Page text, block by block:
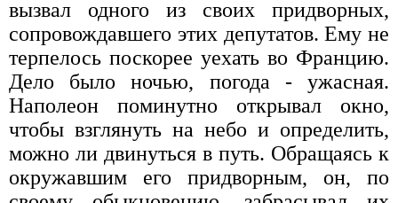
вызвал одного из своих придворных,
сопровождавшего этих депутатов. Ему не
терпелось поскорее уехать во Францию.
Дело было ночью, погода - ужасная.
Наполеон поминутно открывал окно,
чтобы взглянуть на небо и определить,
можно ли двинуться в путь. Обращаясь к
окружавшим его придворным, он, по